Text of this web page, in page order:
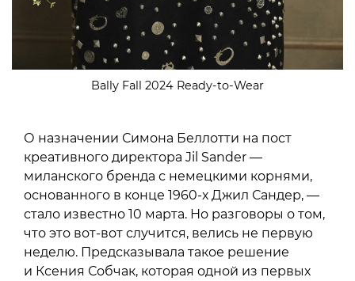
Bally Fall 2024 Ready-to-Wear
О назначении Симона Беллотти на пост
креативного директора Jil Sander —
миланского бренда с немецкими корнями,
основанного в конце 1960-х Джил Сандер, —
стало известно 10 марта. Но разговоры о том,
что это вот-вот случится, велись не первую
неделю. Предсказывала такое решение
и Ксения Собчак, которая одной из первых